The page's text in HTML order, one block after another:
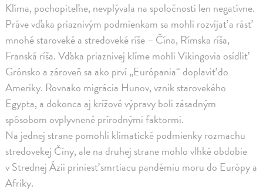
Klíma, pochopiteľne, nevplývala na spoločnosti len negatívne.
Práve vďaka priaznivým podmienkam sa mohli rozvíjať a rásť
mnohé staroveké a stredoveké ríše – Čína, Rímska ríša,
Franská ríša. Vďaka priaznivej klíme mohli Vikingovia osídliť
Grónsko a zároveň sa ako prví „Európania“ doplaviť do
Ameriky. Rovnako migrácia Hunov, vznik starovekého
Egypta, a dokonca aj krížové výpravy boli zásadným
spôsobom ovplyvnené prírodnými faktormi.
Na jednej strane pomohli klimatické podmienky rozmachu
stredovekej Číny, ale na druhej strane mohlo vlhké obdobie
v Strednej Ázii priniesť smrtiacu pandémiu moru do Európy a
Afriky.